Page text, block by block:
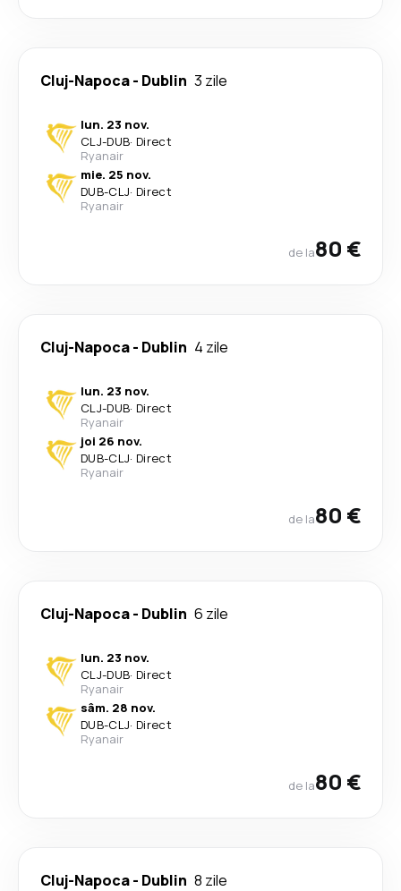
Cluj-Napoca- Dublin 3 zile
lun. 23 nov.
CLJ-DUB· Direct
Ryanair
mie. 25 nov.
DUB-CLJ· Direct
Ryanair
de la80 €
Cluj-Napoca- Dublin 4 zile
lun. 23 nov.
CLJ-DUB· Direct
Ryanair
joi 26 nov.
DUB-CLJ· Direct
Ryanair
de la80 €
Cluj-Napoca- Dublin 6 zile
lun. 23 nov.
CLJ-DUB· Direct
Ryanair
sâm. 28 nov.
DUB-CLJ· Direct
Ryanair
de la80 €
Cluj-Napoca- Dublin 8 zile